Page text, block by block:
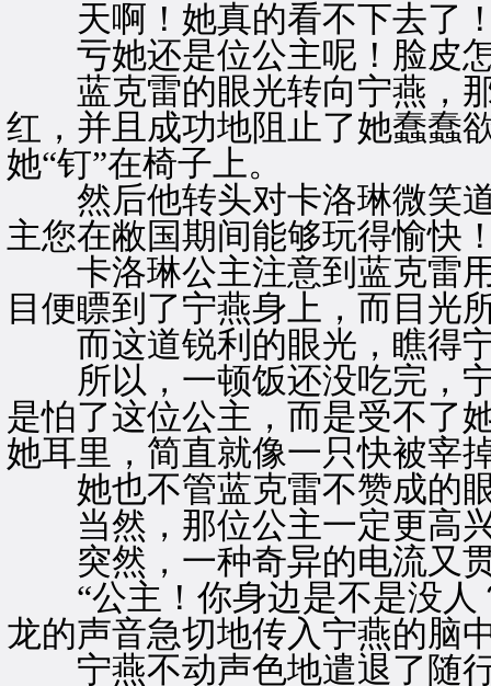
天啊！她真的看不下去了
亏她还是位公主呢！脸皮
蓝克雷的眼光转向宁燕，那
红，并且成功地阻止了她蠢蠢
她“钉”在椅子上。
然后他转头对卡洛琳微笑道
主您在敝国期间能够玩得愉快
卡洛琳公主注意到蓝克雷用
目便瞟到了宁燕身上，而目光
而这道锐利的眼光，瞧得
所以，一顿饭还没吃完，宁
是怕了这位公主，而是受不
她耳里，简直就像一只快被宰
她也不管蓝克雷不赞成的眼
当然，那位公主一定更高
突然，一种奇异的电流又
“公主！你身边是不是没人
龙的声音急切地传入宁燕的脑
宁燕不动声色地遣退了随